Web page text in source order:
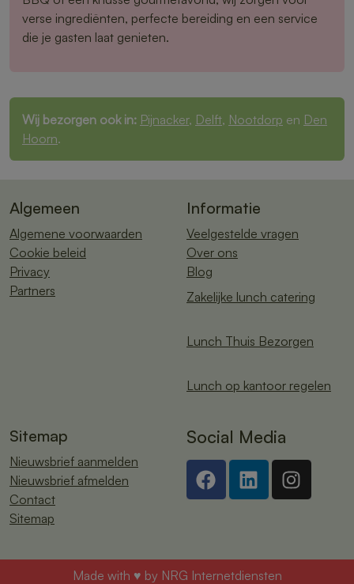
verse ingrediënten, perfecte bereiding en een service
die je gasten laat genieten.
Wij bezorgen ook in: Pijnacker, Delft, Nootdorp en Den
Hoorn.
Algemeen
Algemene voorwaarden
Cookie beleid
Privacy
Partners
Informatie
Veelgestelde vragen
Over ons
Blog
Zakelijke lunch catering
Lunch Thuis Bezorgen
Lunch op kantoor regelen
Sitemap
Nieuwsbrief aanmelden
Nieuwsbrief afmelden
Contact
Sitemap
Social Media
Made with ♥ by NRG Internetdiensten